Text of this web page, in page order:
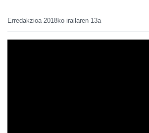
Erredakzioa 2018ko irailaren 13a